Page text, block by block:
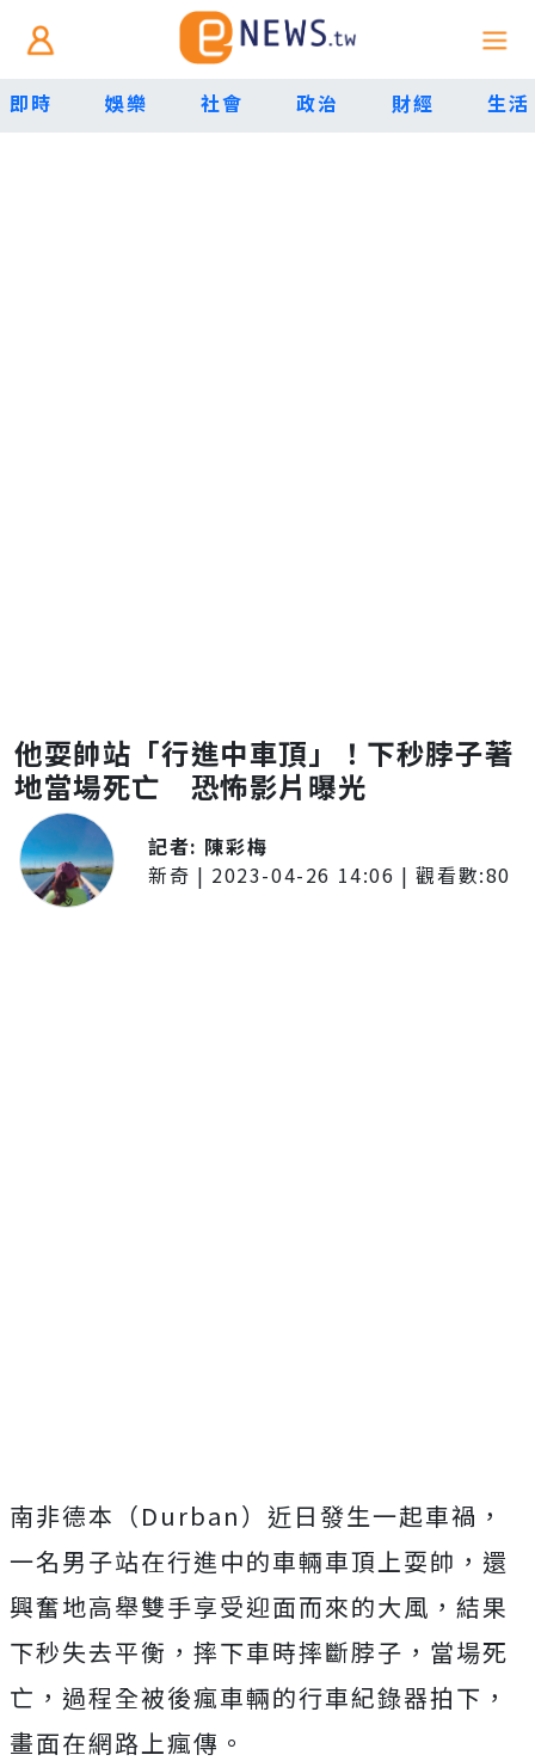
即時 娛樂 社會 政治 財經 生活
他耍帥站「行進中車頂」！下秒脖子著
地當場死亡 恐怖影片曝光
記者: 陳彩梅
新奇 | 2023-04-26 14:06 | 觀看數:80
南非德本（Durban）近日發生一起車禍，
一名男子站在行進中的車輛車頂上耍帥，還
興奮地高舉雙手享受迎面而來的大風，結果
下秒失去平衡，摔下車時摔斷脖子，當場死
亡，過程全被後瘋車輛的行車紀錄器拍下，
畫面在網路上瘋傳。